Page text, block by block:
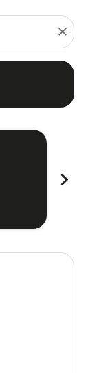
close
chevron_right